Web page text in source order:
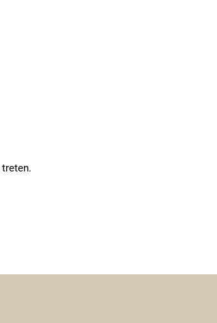
treten.